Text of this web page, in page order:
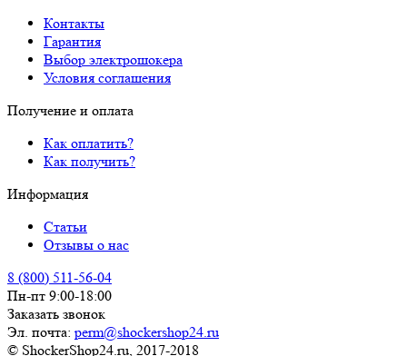
Контакты
Гарантия
Выбор электрошокера
Условия соглашения
Получение и оплата
Как оплатить?
Как получить?
Информация
Статьи
Отзывы о нас
8 (800) 511-56-04
Пн-пт 9:00-18:00
Заказать звонок
Эл. почта: perm@shockershop24.ru
© ShockerShop24.ru, 2017-2018